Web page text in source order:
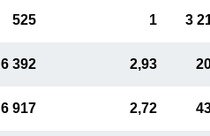
525 1 3
6 392 2,93
6 917 2,72